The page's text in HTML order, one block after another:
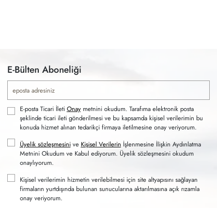
E-Bülten Aboneliği
E-posta Ticari İleti Onaymetnini okudum. Tarafıma elektronik posta
şeklinde ticari ileti gönderilmesi ve bu kapsamda kişisel verilerimin bu
konuda hizmet alınan tedarikçi firmaya iletilmesine onay veriyorum.
Üyelik sözleşmesinive Kişisel Verilerin İşlenmesine İlişkin Aydınlatma
Metnini Okudum ve Kabul ediyorum. Üyelik sözleşmesini okudum
onaylıyorum.
Kişisel verilerimin hizmetin verilebilmesi için site altyapısını sağlayan
firmaların yurtdışında bulunan sunucularına aktarılmasına açık rızamla
onay veriyorum.